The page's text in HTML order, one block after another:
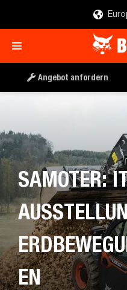
Angebot anfordern
SAMOTER:
EN